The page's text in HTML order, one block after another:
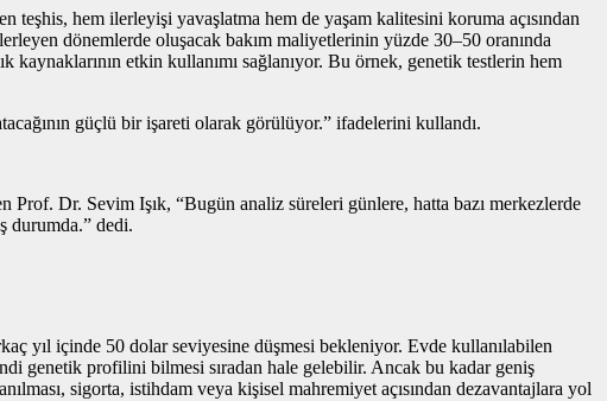
hem ilerleyişi yavaşlatma hem de yaşam kalitesini koruma açısından
dönemlerde oluşacak bakım maliyetlerinin yüzde 30–50 oranında
etkin kullanımı sağlanıyor. Bu örnek, genetik testlerin hem
güçlü bir işareti olarak görülüyor.” ifadelerini kullandı.
Dr. Sevim Işık, “Bugün analiz süreleri günlere, hatta bazı merkezlerde
durumda.” dedi.
yıl içinde 50 dolar seviyesine düşmesi bekleniyor. Evde kullanılabilen
genetik profilini bilmesi sıradan hale gelebilir. Ancak bu kadar geniş
sigorta, istihdam veya kişisel mahremiyet açısından dezavantajlara yol